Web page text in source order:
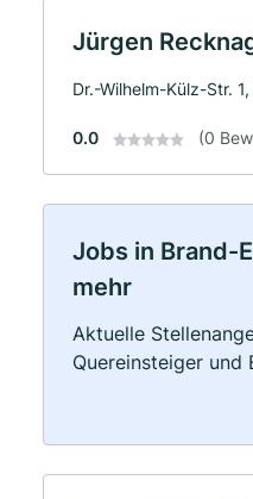
Jürgen
Dr.-Wilhelm-Külz-Str.
0.0 (0
Jobs in Brand-
mehr
Aktuelle
Quereinsteiger und